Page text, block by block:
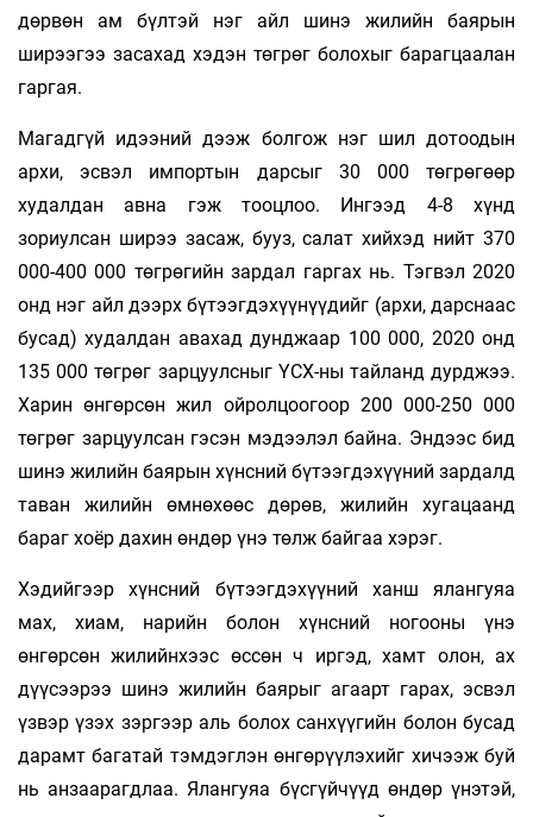
дөрвөн ам бүлтэй нэг айл шинэ жилийн баярын
ширээгээ засахад хэдэн төгрөг болохыг барагцаалан
гаргая.
Магадгүй идээний дээж болгож нэг шил дотоодын
архи, эсвэл импортын дарсыг 30 000 төгрөгөөр
худалдан авна гэж тооцлоо. Ингээд 4-8 хүнд
зориулсан ширээ засаж, бууз, салат хийхэд нийт 370
000-400 000 төгрөгийн зардал гаргах нь. Тэгвэл 2020
онд нэг айл дээрх бүтээгдэхүүнүүдийг (архи, дарснаас
бусад) худалдан авахад дунджаар 100 000, 2020 онд
135 000 төгрөг зарцуулсныг ҮСХ-ны тайланд дурджээ.
Харин өнгөрсөн жил ойролцоогоор 200 000-250 000
төгрөг зарцуулсан гэсэн мэдээлэл байна. Эндээс бид
шинэ жилийн баярын хүнсний бүтээгдэхүүний зардалд
таван жилийн өмнөхөөс дөрөв, жилийн хугацаанд
бараг хоёр дахин өндөр үнэ төлж байгаа хэрэг.
Хэдийгээр хүнсний бүтээгдэхүүний ханш ялангуяа
мах, хиам, нарийн болон хүнсний ногооны үнэ
өнгөрсөн жилийнхээс өссөн ч иргэд, хамт олон, ах
дүүсээрээ шинэ жилийн баярыг агаарт гарах, эсвэл
үзвэр үзэх зэргээр аль болох санхүүгийн болон бусад
дарамт багатай тэмдэглэн өнгөрүүлэхийг хичээж буй
нь анзаарагдлаа. Ялангуяа бүсгүйчүүд өндөр үнэтэй,